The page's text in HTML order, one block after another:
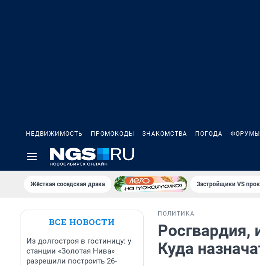
НЕДВИЖИМОСТЬ ПРОМОКОДЫ ЗНАКОМСТВА ПОГОДА ФОРУМЫ
Жёсткая соседская драка Застройщики VS
ВСЕ НОВОСТИ
Из долгостроя в гостиницу: у
станции «Золотая Нива»
разрешили построить 26-
ПОЛИТИКА
Росгвардия,
Куда